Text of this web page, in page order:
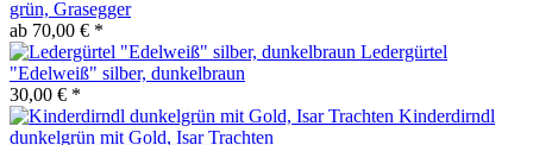
grün, Grasegger
ab 70,00 € *
Ledergürtel
"Edelweiß" silber, dunkelbraun
30,00 € *
Kinderdirndl
dunkelgrün mit Gold, Isar Trachten